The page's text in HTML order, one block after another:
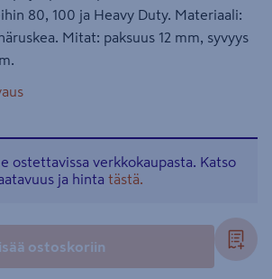
80, 100 ja Heavy Duty. Materiaali:
Mitat: paksuus 12 mm, syvyys
ostettavissa verkkokaupasta. Katso
ja hinta tästä.
ostoskoriin